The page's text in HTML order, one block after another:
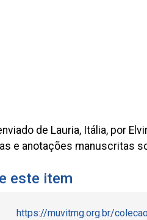
de Lauria, Itália, por
e anotações manuscritas
este item
https://muvitmg.org.br/